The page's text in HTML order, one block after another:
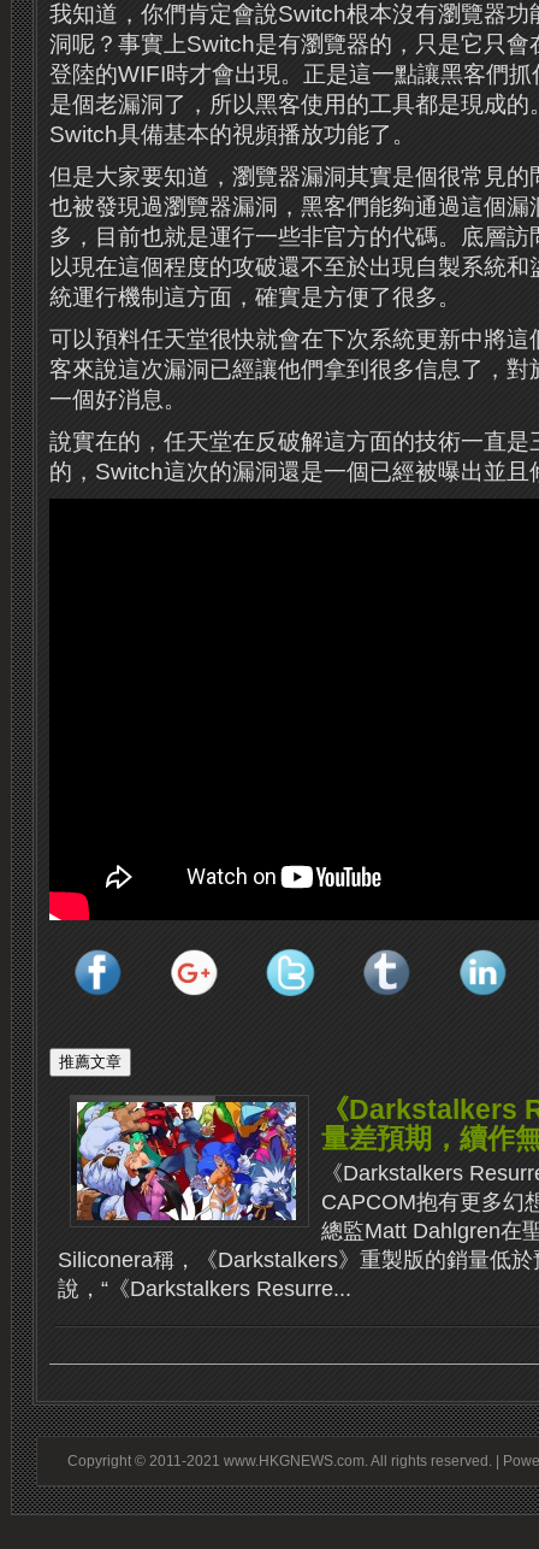
我知道，你們肯定會說Switch根本沒有瀏覽器功
洞呢？事實上Switch是有瀏覽器的，只是它只會
登陸的WIFI時才會出現。正是這一點讓黑客們
是個老漏洞了，所以黑客使用的工具都是現成
Switch具備基本的視頻播放功能了。
但是大家要知道，瀏覽器漏洞其實是個很常見的
也被發現過瀏覽器漏洞，黑客們能夠通過這個漏
多，目前也就是運行一些非官方的代碼。底層
以現在這個程度的攻破還不至於出現自製系統
統運行機制這方面，確實是方便了很多。
可以預料任天堂很快就會在下次系統更新中將這
客來說這次漏洞已經讓他們拿到很多信息了，
一個好消息。
說實在的，任天堂在反破解這方面的技術一直是
的，Switch這次的漏洞還是一個已經被曝出並且
《Darkstalkers
量差預期，續作
《Darkstalkers
CAPCOM抱有更多幻
總監Matt Dahlgren在
Siliconera稱，《Darkstalkers》重製版的銷量低
說，“《Darkstalkers Resurre...
Copyright © 2011-2021 www.HKGNEWS.com. All rights reserved. |